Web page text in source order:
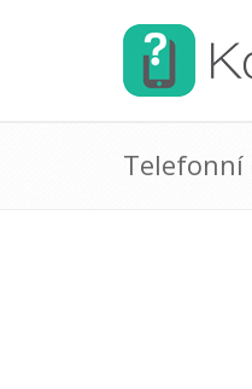
Telefonní